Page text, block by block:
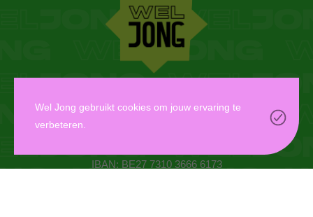
IBAN: BE27 7310 3666 6173
Wel Jong gebruikt cookies om jouw ervaring te
verbeteren.